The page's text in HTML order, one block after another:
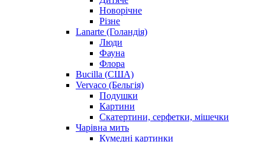
Новорічне
Різне
Lanarte (Голандія)
Люди
Фауна
Флора
Bucilla (США)
Vervaco (Бельгія)
Подушки
Картини
Скатертини, серфетки, мішечки
Чарiвна мить
Кумедні картинки